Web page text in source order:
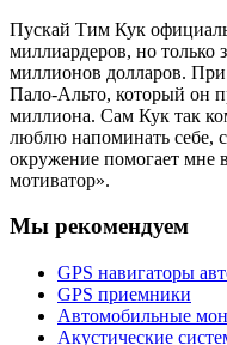
Пускай Тим Кук
миллиардеров, но только
миллионов долларов.
Пало-Альто, который он
миллиона. Сам Кук так
люблю напоминать себе,
окружение помогает мне
мотиватор».
Мы рекомендуем
GPS навигаторы
GPS приемники
Автомобильные
Акустические